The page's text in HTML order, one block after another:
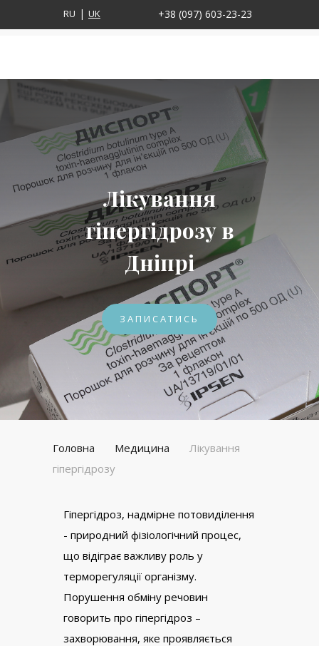
RU UK +38 (097) 603-23-23
Лікування
гіпергідрозу в
Дніпрі
ЗАПИСАТИСЬ
Головна Медицина
Лікування
гіпергідрозу
Гіпергідроз, надмірне потовиділення
- природний фізіологічний процес,
що відіграє важливу роль у
терморегуляції організму.
Порушення обміну речовин
говорить про гіпергідроз –
захворювання, яке проявляється